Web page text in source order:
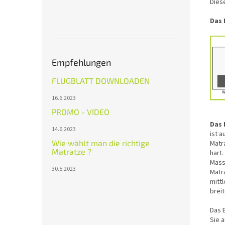
Empfehlungen
FLUGBLATT DOWNLOADEN
16.6.2023
PROMO - VIDEO
14.6.2023
Wie wählt man die richtige
Matratze ?
30.5.2023
ist
Das
Sie